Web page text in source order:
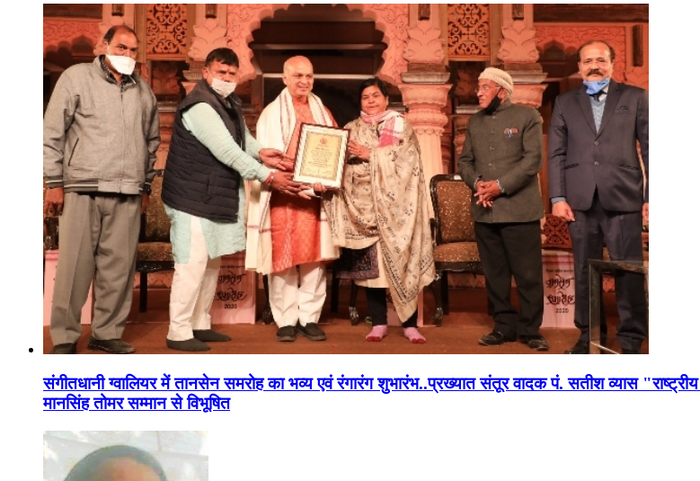
संगीतधानी ग्वालियर में तानसेन समरोह का भव्य एवं रंगारंग शुभारंभ..प्रख्यात संतूर वादक पं. सतीश व्यास
मानसिंह तोमर सम्मान से विभूषित